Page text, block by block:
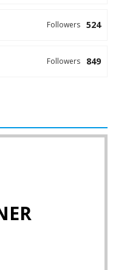
524
Followers
849
Followers